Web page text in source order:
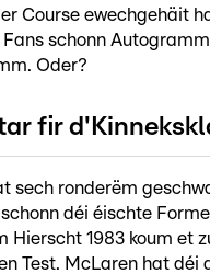
Course ewechgehäit
Fans schonn
Oder?
fir
sech ronderëm
déi éischte
Hierscht 1983 koum et
Test. McLaren hat déi